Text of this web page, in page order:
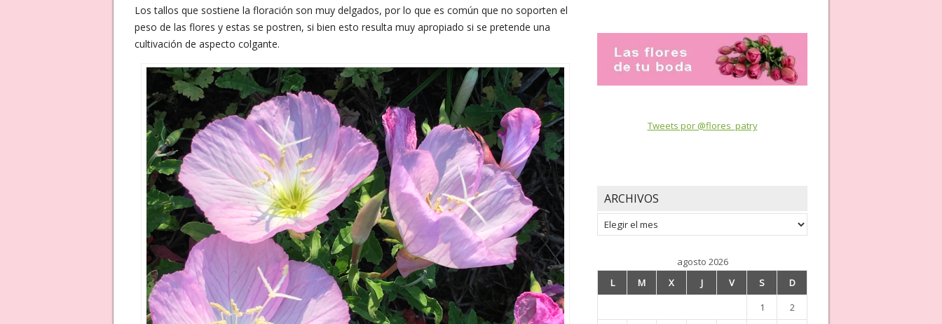
Los tallos que sostiene la floración son muy delgados, por lo que es común que no soporten el
peso de las flores y estas se postren, si bien esto resulta muy apropiado si se pretende una
cultivación de aspecto colgante.
Tweets por @flores_patry
ARCHIVOS
Archivos
agosto 2026
L
M X J V S
D
1
2